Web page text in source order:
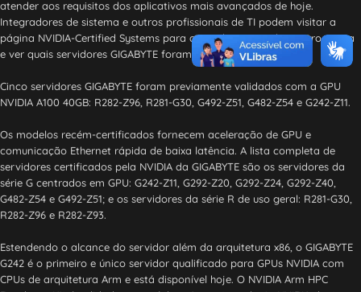
atender aos requisitos dos aplicativos mais avançados de hoje.
Integradores de sistema e outros profissionais de TI podem visitar a
página NVIDIA-Certified Systems para aprender mais sobre o programa
e ver quais servidores GIGABYTE foram validados.
Cinco servidores GIGABYTE foram previamente validados com a GPU
NVIDIA A100 40GB: R282-Z96, R281-G30, G492-Z51, G482-Z54 e G242-Z11.
Os modelos recém-certificados fornecem aceleração de GPU e
comunicação Ethernet rápida de baixa latência. A lista completa de
servidores certificados pela NVIDIA da GIGABYTE são os servidores da
série G centrados em GPU: G242-Z11, G292-Z20, G292-Z24, G292-Z40,
G482-Z54 e G492-Z51; e os servidores da série R de uso geral: R281-G30,
R282-Z96 e R282-Z93.
Estendendo o alcance do servidor além da arquitetura x86, o GIGABYTE
G242 é o primeiro e único servidor qualificado para GPUs NVIDIA com
CPUs de arquitetura Arm e está disponível hoje. O NVIDIA Arm HPC